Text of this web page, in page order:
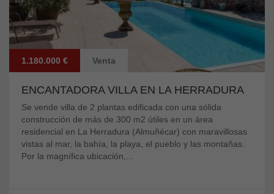
1.180.000 € Venta
ENCANTADORA VILLA EN LA HERRADURA
Se vende villa de 2 plantas edificada con una sólida
construcción de más de 300 m2 útiles en un área
residencial en La Herradura (Almuñécar) con maravillosas
vistas al mar, la bahía, la playa, el pueblo y las montañas.
Por la magnífica ubicación,...